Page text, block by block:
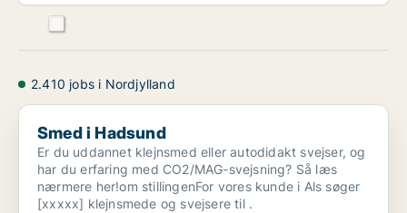
2.410 jobs i Nordjylland
Smed i Hadsund
Smed i Hadsund
Er du uddannet klejnsmed eller autodidakt svejser, og
har du erfaring med CO2/MAG-svejsning? Så læs
nærmere her!om stillingenFor vores kunde i Als søger
[xxxxx] klejnsmede og svejsere til .